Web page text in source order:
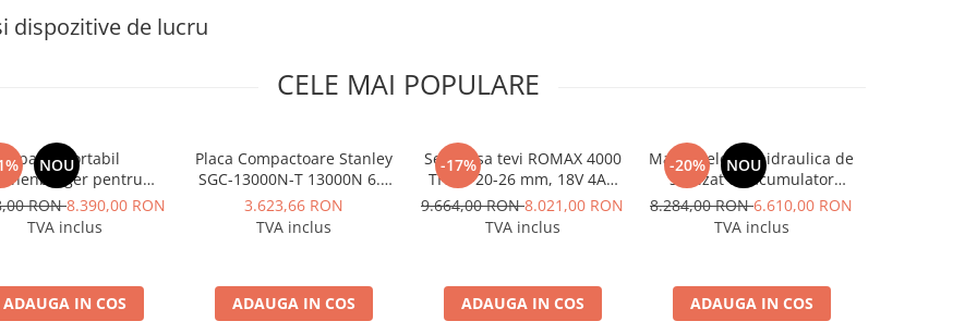
dispozitive de lucru
CELE MAI POPULARE
NOU
Aparat portabil
pentru
de prindere la tevi,
ROGROOVER pentru
RON8.390,00 RON
TVA inclus
ADAUGA IN COS
Placa Compactoare Stanley
SGC-13000N-T 13000N 6.5
CP 196cc
3.623,66 RON
TVA inclus
ADAUGA IN COS
-17%
Set presa tevi ROMAX 4000
TH 16-20-26 mm, 18V 4Ah
EU
9.664,00 RON8.021,00 RON
TVA inclus
ADAUGA IN COS
-20% NOU
Masina electrohidraulica de
sertizat cu acumulator
Rothenberger ROMAX 4000
8.284,00 RON6.610,00 RON
TVA inclus
ADAUGA IN COS